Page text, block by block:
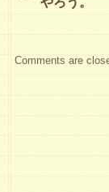
Comments are